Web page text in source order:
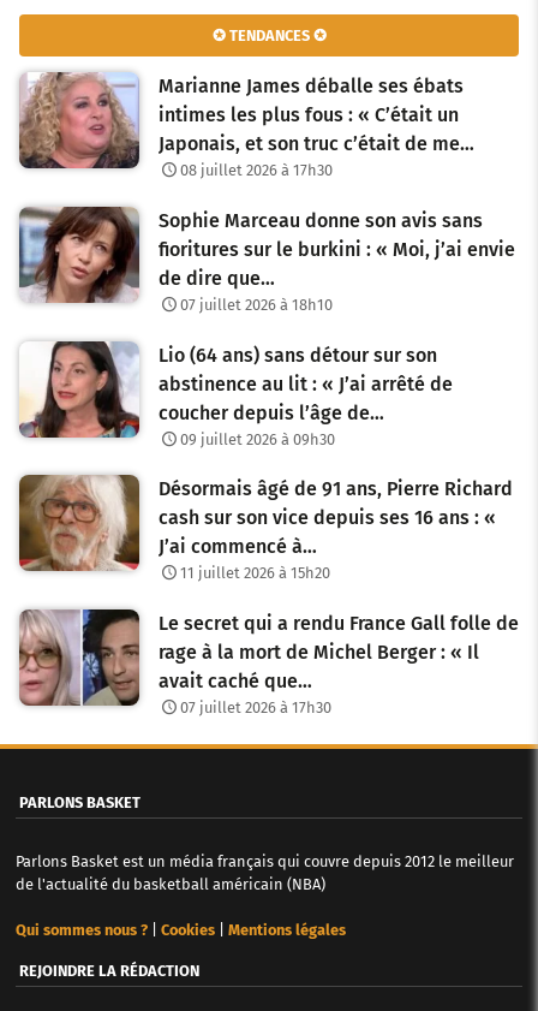
✪ TENDANCES ✪
Marianne James déballe ses ébats
intimes les plus fous : « C’était un
Japonais, et son truc c’était de me…
08 juillet 2026 à 17h30
Sophie Marceau donne son avis sans
fioritures sur le burkini : « Moi, j’ai envie
de dire que…
07 juillet 2026 à 18h10
Lio (64 ans) sans détour sur son
abstinence au lit : « J’ai arrêté de
coucher depuis l’âge de…
09 juillet 2026 à 09h30
Désormais âgé de 91 ans, Pierre Richard
cash sur son vice depuis ses 16 ans : «
J’ai commencé à…
11 juillet 2026 à 15h20
Le secret qui a rendu France Gall folle de
rage à la mort de Michel Berger : « Il
avait caché que…
07 juillet 2026 à 17h30
PARLONS BASKET
Parlons Basket est un média français qui couvre depuis 2012 le meilleur
de l'actualité du basketball américain (NBA)
Qui sommes nous ?| Cookies| Mentions légales
REJOINDRE LA RÉDACTION